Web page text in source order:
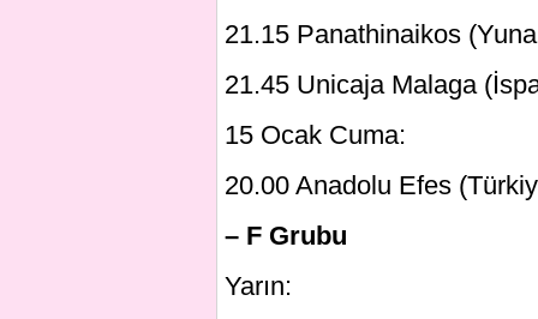
21.15 Panathinaikos
21.45 Unicaja Malaga
15 Ocak Cuma:
20.00 Anadolu Efes
– F Grubu
Yarın: